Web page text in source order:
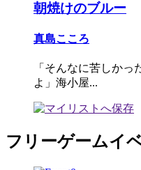
朝焼けのブルー
真島こころ
「そんなに苦しか
よ」海小屋...
フリーゲームイ